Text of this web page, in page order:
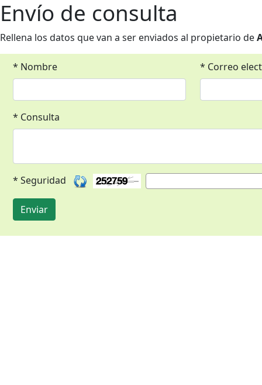
Envío de consulta
Rellena los datos que van a ser enviados al propietario de
* Nombre * Correo
* Consulta
* Seguridad
Enviar